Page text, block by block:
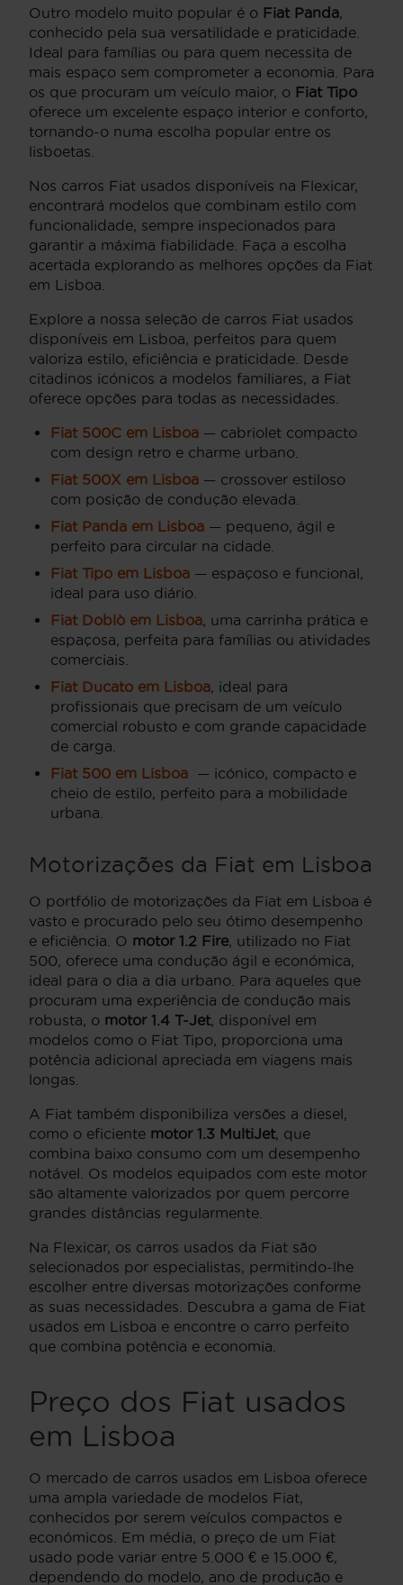
Outro modelo muito popular é o Fiat Panda
conhecido pela sua versatilidade e praticidade.
Ideal para famílias ou para quem necessita de
mais espaço sem comprometer a economia. Para
os que procuram um veículo maior, o Fiat Tipo
oferece um excelente espaço interior e conforto,
tornando-o numa escolha popular entre os
lisboetas.
Nos carros Fiat usados disponíveis na Flexicar,
encontrará modelos que combinam estilo com
funcionalidade, sempre inspecionados para
garantir a máxima fiabilidade. Faça a escolha
acertada explorando as melhores opções da Fiat
em Lisboa.
Explore a nossa seleção de carros Fiat usados
disponíveis em Lisboa, perfeitos para quem
valoriza estilo, eficiência e praticidade. Desde
citadinos icónicos a modelos familiares, a Fiat
oferece opções para todas as necessidades.
Fiat 500C em Lisboa — cabriolet compacto
com design retro e charme urbano.
Fiat 500X em Lisboa — crossover estiloso
com posição de condução elevada.
Fiat Panda em Lisboa — pequeno, ágil e
perfeito para circular na cidade.
Fiat Tipo em Lisboa — espaçoso e funcional,
ideal para uso diário.
Fiat Doblò em Lisboa , uma carrinha prática e
espaçosa, perfeita para famílias ou atividades
comerciais.
Fiat Ducato em Lisboa , ideal para
profissionais que precisam de um veículo
comercial robusto e com grande capacidade
de carga.
Fiat 500 em Lisboa
— icónico, compacto e
cheio de estilo, perfeito para a mobilidade
urbana.
Motorizações da Fiat em Lisboa
O portfólio de motorizações da Fiat em Lisboa é
vasto e procurado pelo seu ótimo desempenho
e eficiência. O motor 1.2 Fire , utilizado no Fiat
500, oferece uma condução ágil e económica,
ideal para o dia a dia urbano. Para aqueles que
procuram uma experiência de condução mais
robusta, o motor 1.4 T-Jet , disponível em
modelos como o Fiat Tipo, proporciona uma
potência adicional apreciada em viagens mais
longas.
A Fiat também disponibiliza versões a diesel,
como o eficiente motor 1.3 MultiJet , que
combina baixo consumo com um desempenho
notável. Os modelos equipados com este motor
são altamente valorizados por quem percorre
grandes distâncias regularmente.
Na Flexicar, os carros usados da Fiat são
selecionados por especialistas, permitindo-lhe
escolher entre diversas motorizações conforme
as suas necessidades. Descubra a gama de Fiat
usados em Lisboa e encontre o carro perfeito
que combina potência e economia.
Preço dos Fiat usados
em Lisboa
O mercado de carros usados em Lisboa oferece
uma ampla variedade de modelos Fiat,
conhecidos por serem veículos compactos e
económicos. Em média, o preço de um Fiat
usado pode variar entre 5.000 € e 15.000 €,
dependendo do modelo, ano de produção e